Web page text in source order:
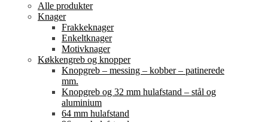
Alle produkter
Knager
Frakkeknager
Enkeltknager
Motivknager
Køkkengreb og knopper
Knopgreb – messing – kobber – patinerede
mm.
Knopgreb og 32 mm hulafstand – stål og
aluminium
64 mm hulafstand